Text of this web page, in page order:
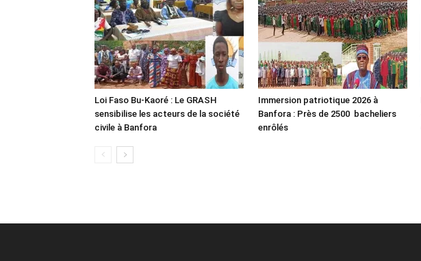
Loi Faso Bu-Kaoré : Le GRASH
sensibilise les acteurs de la société
civile à Banfora
Immersion patriotique 2026 à
Banfora : Près de 2500 bacheliers
enrôlés